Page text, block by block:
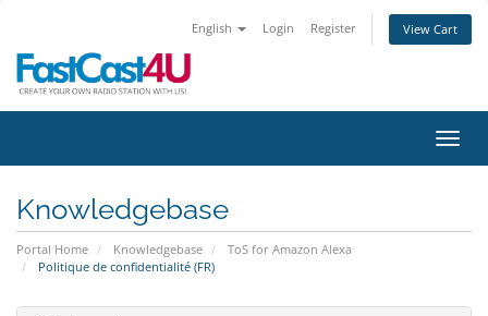
English Login Register View Cart
Knowledgebase
Portal Home Knowledgebase
ToS for Amazon Alexa
Politique de confidentialité (FR)